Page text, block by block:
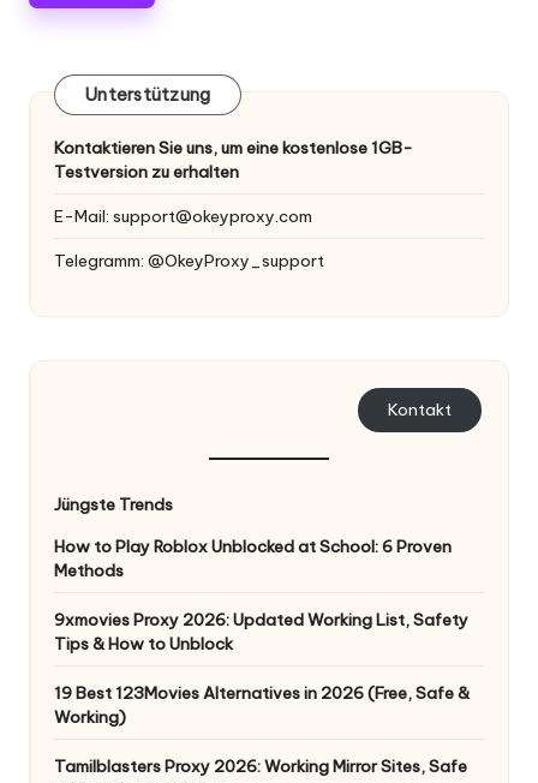
Unterstützung
Kontaktieren Sie uns, um eine kostenlose 1GB-
Testversion zu erhalten
E-Mail: support@okeyproxy.com
Telegramm: @OkeyProxy_support
Kontakt
Jüngste Trends
How to Play Roblox Unblocked at School: 6 Proven
Methods
9xmovies Proxy 2026: Updated Working List, Safety
Tips & How to Unblock
19 Best 123Movies Alternatives in 2026 (Free, Safe &
Working)
Tamilblasters Proxy 2026: Working Mirror Sites, Safe